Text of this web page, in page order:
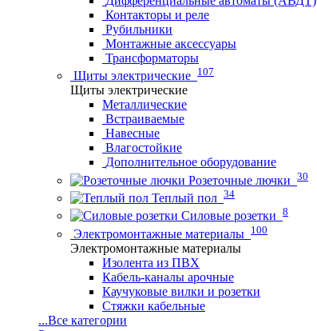
Контакторы и реле
Рубильники
Монтажные аксессуары
Трансформаторы
Щиты электрические 107
Щиты электрические
Металлические
Встраиваемые
Навесные
Влагостойкие
Дополнительное оборудование
Розеточные лючки 30
Теплый пол 34
Силовые розетки 8
Электромонтажные материалы 100
Электромонтажные материалы
Изолента из ПВХ
Кабель-каналы арочные
Каучуковые вилки и розетки
Стяжки кабельные
...Все категории